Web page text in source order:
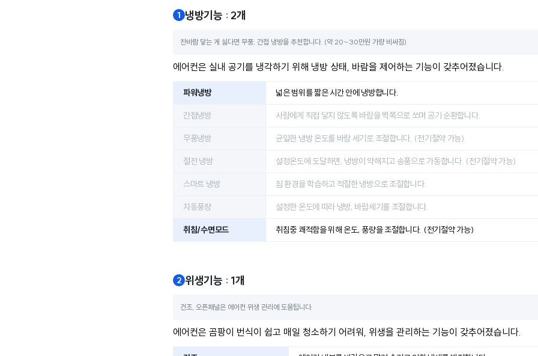
냉방기능 : 2개
찬바람 닿는 게 싫다면 무풍, 간접 냉방을 추천합니다. (약 20~30만원 가량 비싸짐)
에어컨은 실내 공기를 냉각하기 위해 냉방 상태, 바람을 제어하는 기능이 갖추어졌습니다.
파워냉방 넓은 범위를 짧은 시간 안에 냉방합니다.
간접냉방 사람에게 직접 닿지 않도록 바람을 벽쪽으로 쏘며 공기 순환합니다.
무풍냉방 균일한 냉방 온도를 바람 세기로 조절합니다. (전기절약 가능)
절전 냉방 설정온도에 도달하면, 냉방이 약해지고 송풍으로 가동합니다. (전기절약 가능)
스마트 냉방 집 환경을 학습하고 적절한 냉방으로 조절합니다.
자동풍량 설정한 온도에 따라 냉방, 바람세기를 조절합니다.
취침/수면모드 취침중 쾌적함을 위해 온도, 풍량을 조절합니다. (전기절약 가능)
위생기능 : 1개
건조, 오픈패널은 에어컨 위생 관리에 도움됩니다.
에어컨은 곰팡이 번식이 쉽고 매일 청소하기 어려워, 위생을 관리하는 기능이 갖추어졌습니다.